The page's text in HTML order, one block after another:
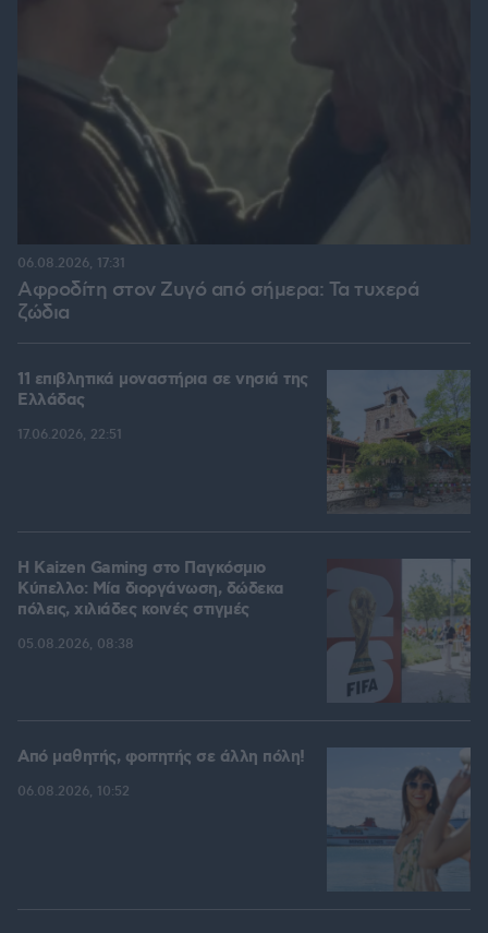
Αφροδίτη στον Ζυγό από σήμερα: Τα τυχερά
ζώδια
06.08.2026, 17:31
11 επιβλητικά μοναστήρια σε νησιά της
Ελλάδας
17.06.2026, 22:51
H Kaizen Gaming στο Παγκόσμιο
Kύπελλο: Μία διοργάνωση, δώδεκα
πόλεις, χιλιάδες κοινές στιγμές
05.08.2026, 08:38
Από μαθητής, φοιτητής σε άλλη πόλη!
06.08.2026, 10:52